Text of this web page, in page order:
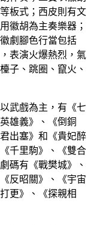
板式；西皮則有文
徽胡為主奏樂器；
劇腳色行當包括
表演火爆熱烈，氣
子、跳圈、竄火、
武戲為主，有《七
雄義》、《倒銅
出塞》和《貴妃醉
千里駒》、《雙合
碼有《戰樊城》、
反昭關》、《宇宙
更》、《探親相